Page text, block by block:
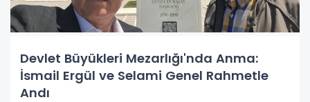
Devlet Büyükleri Mezarlığı'nda Anma:
İsmail Ergül ve Selami Genel Rahmetle
Andı